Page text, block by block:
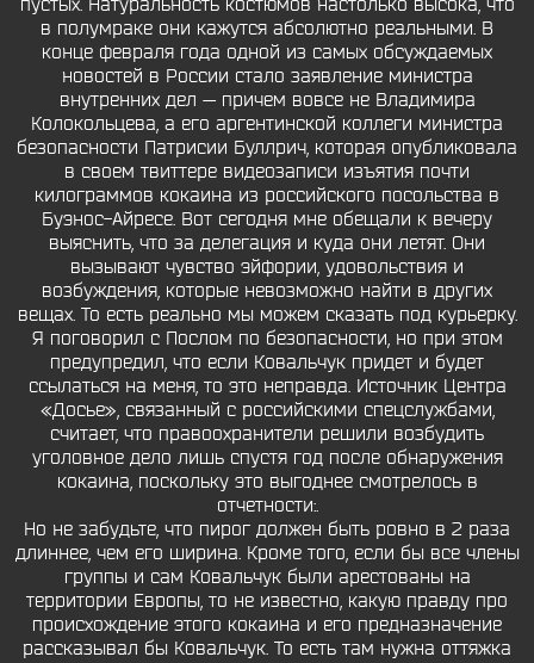
пустых. Натуральность костюмов настолько высока, что
в полумраке они кажутся абсолютно реальными. В
конце февраля года одной из самых обсуждаемых
новостей в России стало заявление министра
внутренних дел — причем вовсе не Владимира
Колокольцева, а его аргентинской коллеги министра
безопасности Патрисии Буллрич, которая опубликовала
в своем твиттере видеозаписи изъятия почти
килограммов кокаина из российского посольства в
Буэнос-Айресе. Вот сегодня мне обещали к вечеру
выяснить, что за делегация и куда они летят. Они
вызывают чувство эйфории, удовольствия и
возбуждения, которые невозможно найти в других
вещах. То есть реально мы можем сказать под курьерку.
Я поговорил с Послом по безопасности, но при этом
предупредил, что если Ковальчук придет и будет
ссылаться на меня, то это неправда. Источник Центра
«Досье», связанный с российскими спецслужбами,
считает, что правоохранители решили возбудить
уголовное дело лишь спустя год после обнаружения
кокаина, поскольку это выгоднее смотрелось в
отчетности:.
Но не забудьте, что пирог должен быть ровно в 2 раза
длиннее, чем его ширина. Кроме того, если бы все члены
группы и сам Ковальчук были арестованы на
территории Европы, то не известно, какую правду про
происхождение этого кокаина и его предназначение
рассказывал бы Ковальчук. То есть там нужна оттяжка